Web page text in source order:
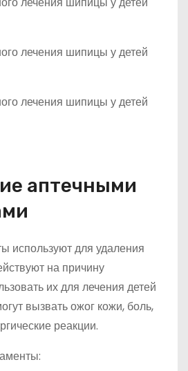
аптечными
используют для удаления
на причину
их для лечения детей
вызвать ожог кожи, боль,
реакции.